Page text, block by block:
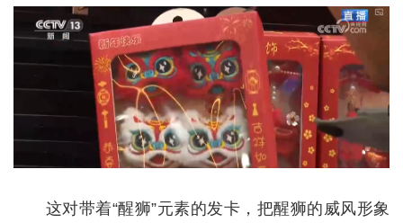
这对带着“醒狮”元素的发卡，把醒狮的威风形象